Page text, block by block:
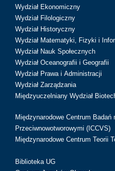
Wydział Ekonomiczny
Wydział Filologiczny
Wydział Historyczny
Wydział Matematyki, Fizyki i
Wydział Nauk Społecznych
Wydział Oceanografii i Geografii
Wydział Prawa i Administracji
Wydział Zarządzania
Międzyuczelniany Wydział
Międzynarodowe Centrum Badań
Przeciwnowotworowymi (ICCVS)
Międzynarodowe Centrum Teorii
Biblioteka UG